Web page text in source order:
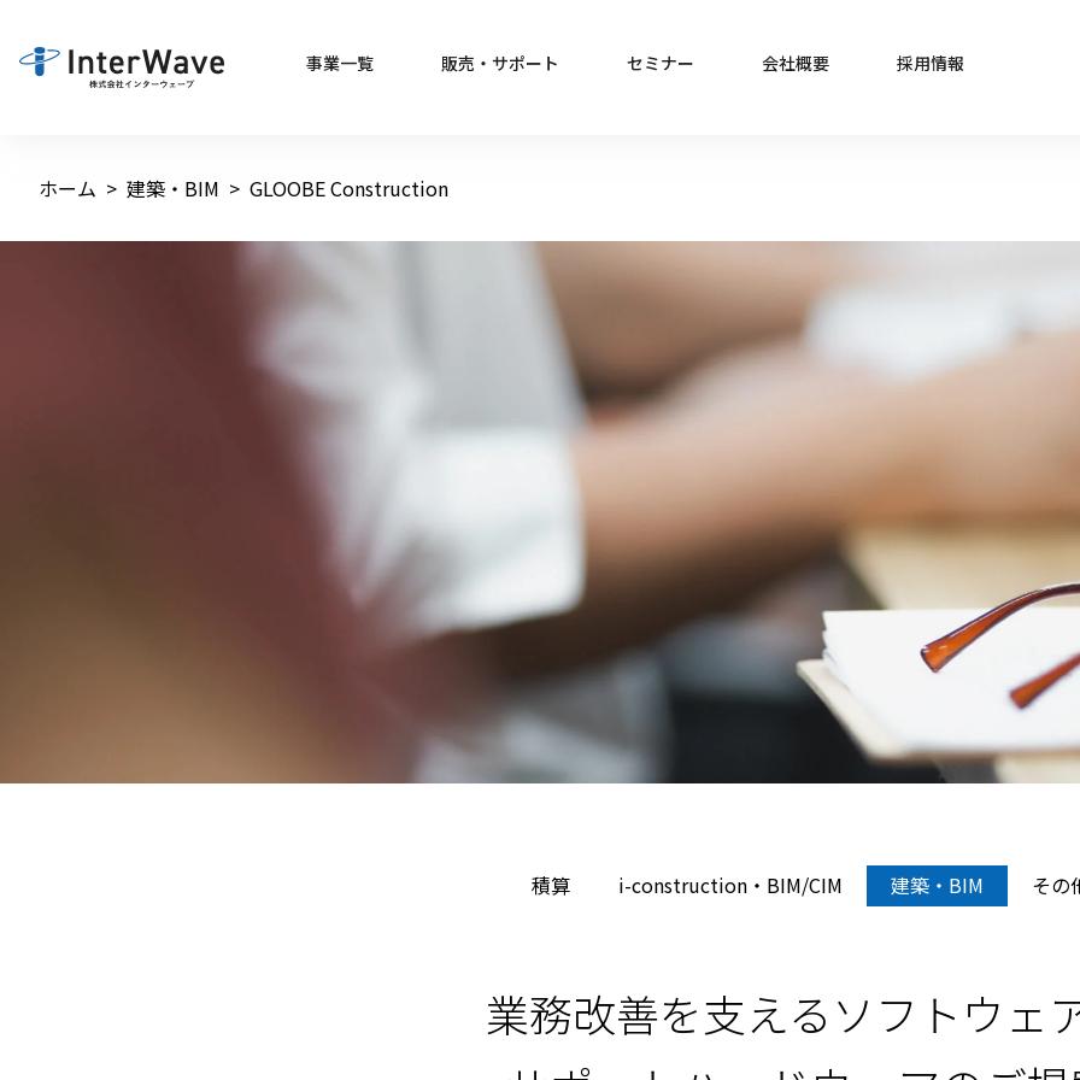
事業一覧 販売・サポート セミナー 会社概要 採用情報
ホーム 建築・BIM GLOOBE Construction
積算 i-construction・BIM/CIM 建築・BIM その
業務改善を支えるソフトウェ